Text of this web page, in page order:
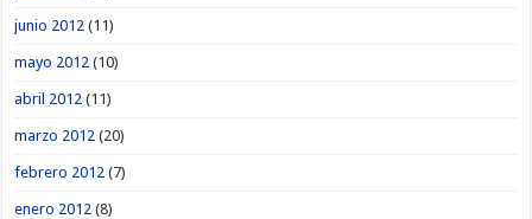
junio 2012 (11)
mayo 2012 (10)
abril 2012 (11)
marzo 2012 (20)
febrero 2012 (7)
enero 2012 (8)